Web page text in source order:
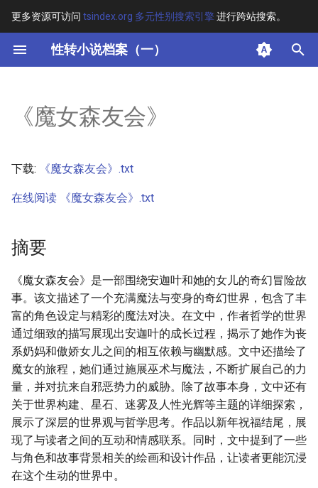
更多资源可访问 tsindex.org 多元性别搜索引擎进行跨站搜索。
性转小说档案（一）
键
搜
索
其他信息 [Processed Page
《魔女森友会》
下载: 《魔女森友会》.txt
在线阅读 《魔女森友会》.txt
摘要
《魔女森友会》是一部围绕安迦叶和她的女儿的奇幻冒险故
事。该文描述了一个充满魔法与变身的奇幻世界，包含了丰
富的角色设定与精彩的魔法对决。在文中，作者哲学的世界
通过细致的描写展现出安迦叶的成长过程，揭示了她作为丧
系奶妈和傲娇女儿之间的相互依赖与幽默感。文中还描绘了
魔女的旅程，她们通过施展巫术与魔法，不断扩展自己的力
量，并对抗来自邪恶势力的威胁。除了故事本身，文中还有
关于世界构建、星石、迷雾及人性光辉等主题的详细探索，
展示了深层的世界观与哲学思考。作品以新年祝福结尾，展
现了与读者之间的互动和情感联系。同时，文中提到了一些
与角色和故事背景相关的绘画和设计作品，让读者更能沉浸
在这个生动的世界中。